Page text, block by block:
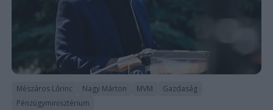
Mészáros Lőrinc Nagy Márton MVM
Gazdaság
Pénzügyminisztérium